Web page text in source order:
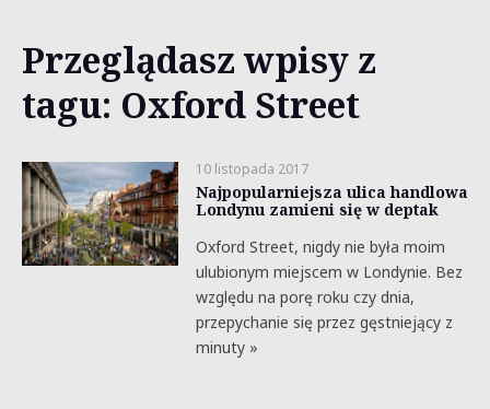
Przeglądasz wpisy z
tagu: Oxford Street
10 listopada 2017
Najpopularniejsza ulica handlowa
Londynu zamieni się w deptak
Oxford Street, nigdy nie była moim
ulubionym miejscem w Londynie. Bez
względu na porę roku czy dnia,
przepychanie się przez gęstniejący z
minuty »